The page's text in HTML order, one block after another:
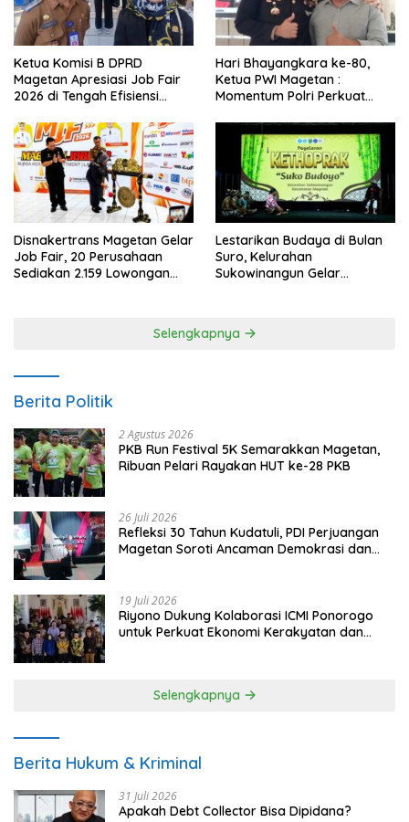
Ketua Komisi B DPRD
Magetan Apresiasi Job Fair
2026 di Tengah Efisiensi
Hari Bhayangkara ke-80,
Ketua PWI Magetan :
Momentum Polri Perkuat
Disnakertrans Magetan Gelar
Job Fair, 20 Perusahaan
Sediakan 2.159 Lowongan
Lestarikan Budaya di Bulan
Suro, Kelurahan
Sukowinangun Gelar
Selengkapnya
Berita Politik
2 Agustus 2026
PKB Run Festival 5K Semarakkan Magetan,
Ribuan Pelari Rayakan HUT ke-28 PKB
26 Juli 2026
Refleksi 30 Tahun Kudatuli, PDI Perjuangan
Magetan Soroti Ancaman Demokrasi dan
19 Juli 2026
Riyono Dukung Kolaborasi ICMI Ponorogo
untuk Perkuat Ekonomi Kerakyatan dan
Selengkapnya
Berita Hukum & Kriminal
31 Juli 2026
Apakah Debt Collector Bisa Dipidana?